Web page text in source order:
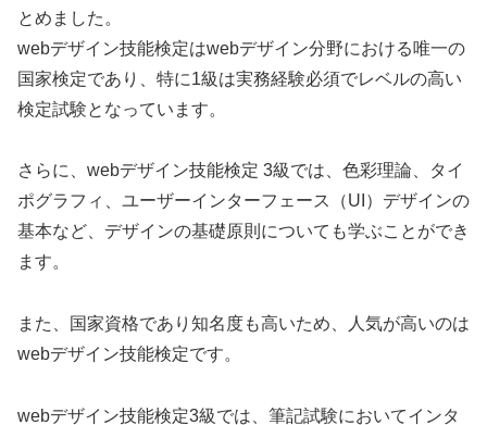
とめました。
webデザイン技能検定はwebデザイン分野における唯一の
国家検定であり、特に1級は実務経験必須でレベルの高い
検定試験となっています。
さらに、webデザイン技能検定 3級では、色彩理論、タイ
ポグラフィ、ユーザーインターフェース（UI）デザインの
基本など、デザインの基礎原則についても学ぶことができ
ます。
また、国家資格であり知名度も高いため、人気が高いのは
webデザイン技能検定です。
webデザイン技能検定3級では、筆記試験においてインタ